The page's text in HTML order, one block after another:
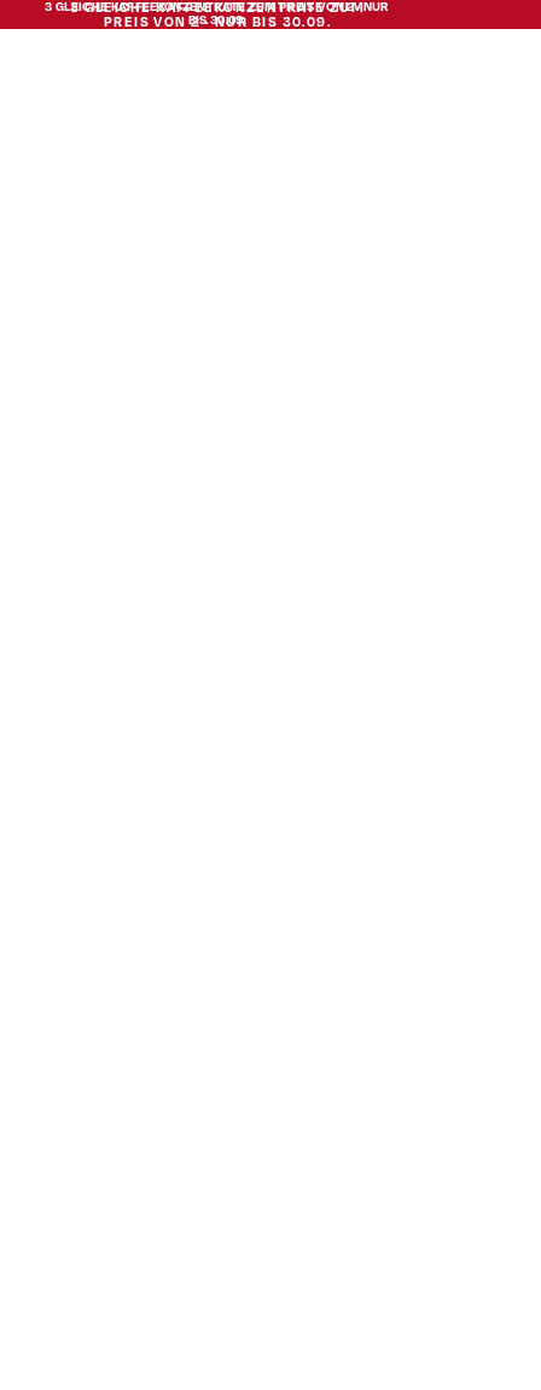
3 GLEICHE KAFFEEKONZENTRATE ZUM
PREIS VON 2 · NUR BIS 30.09.
3 GLEICHE KAFFEEKONZENTRATE ZUM PREIS VON 2 · NUR
BIS 30.09.